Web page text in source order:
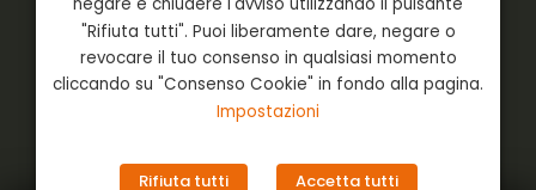
"Rifiuta tutti". Puoi liberamente dare, negare o
revocare il tuo consenso in qualsiasi momento
cliccando su "Consenso Cookie" in fondo alla pagina.
Impostazioni
Rifiuta tutti Accetta tutti